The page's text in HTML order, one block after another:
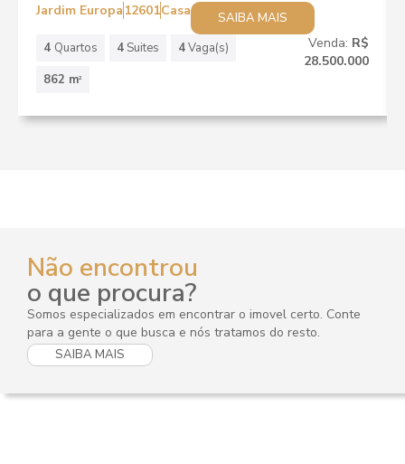
Jardim Europa 12601Casa
SAIBA MAIS
4 Quartos 4 Suites 4Vaga(s)
862 m2
Venda: R$
28.500.000
Não encontrou
o que procura?
Somos especializados em encontrar o imovel certo. Conte
para a gente o que busca e nós tratamos do resto.
SAIBA MAIS